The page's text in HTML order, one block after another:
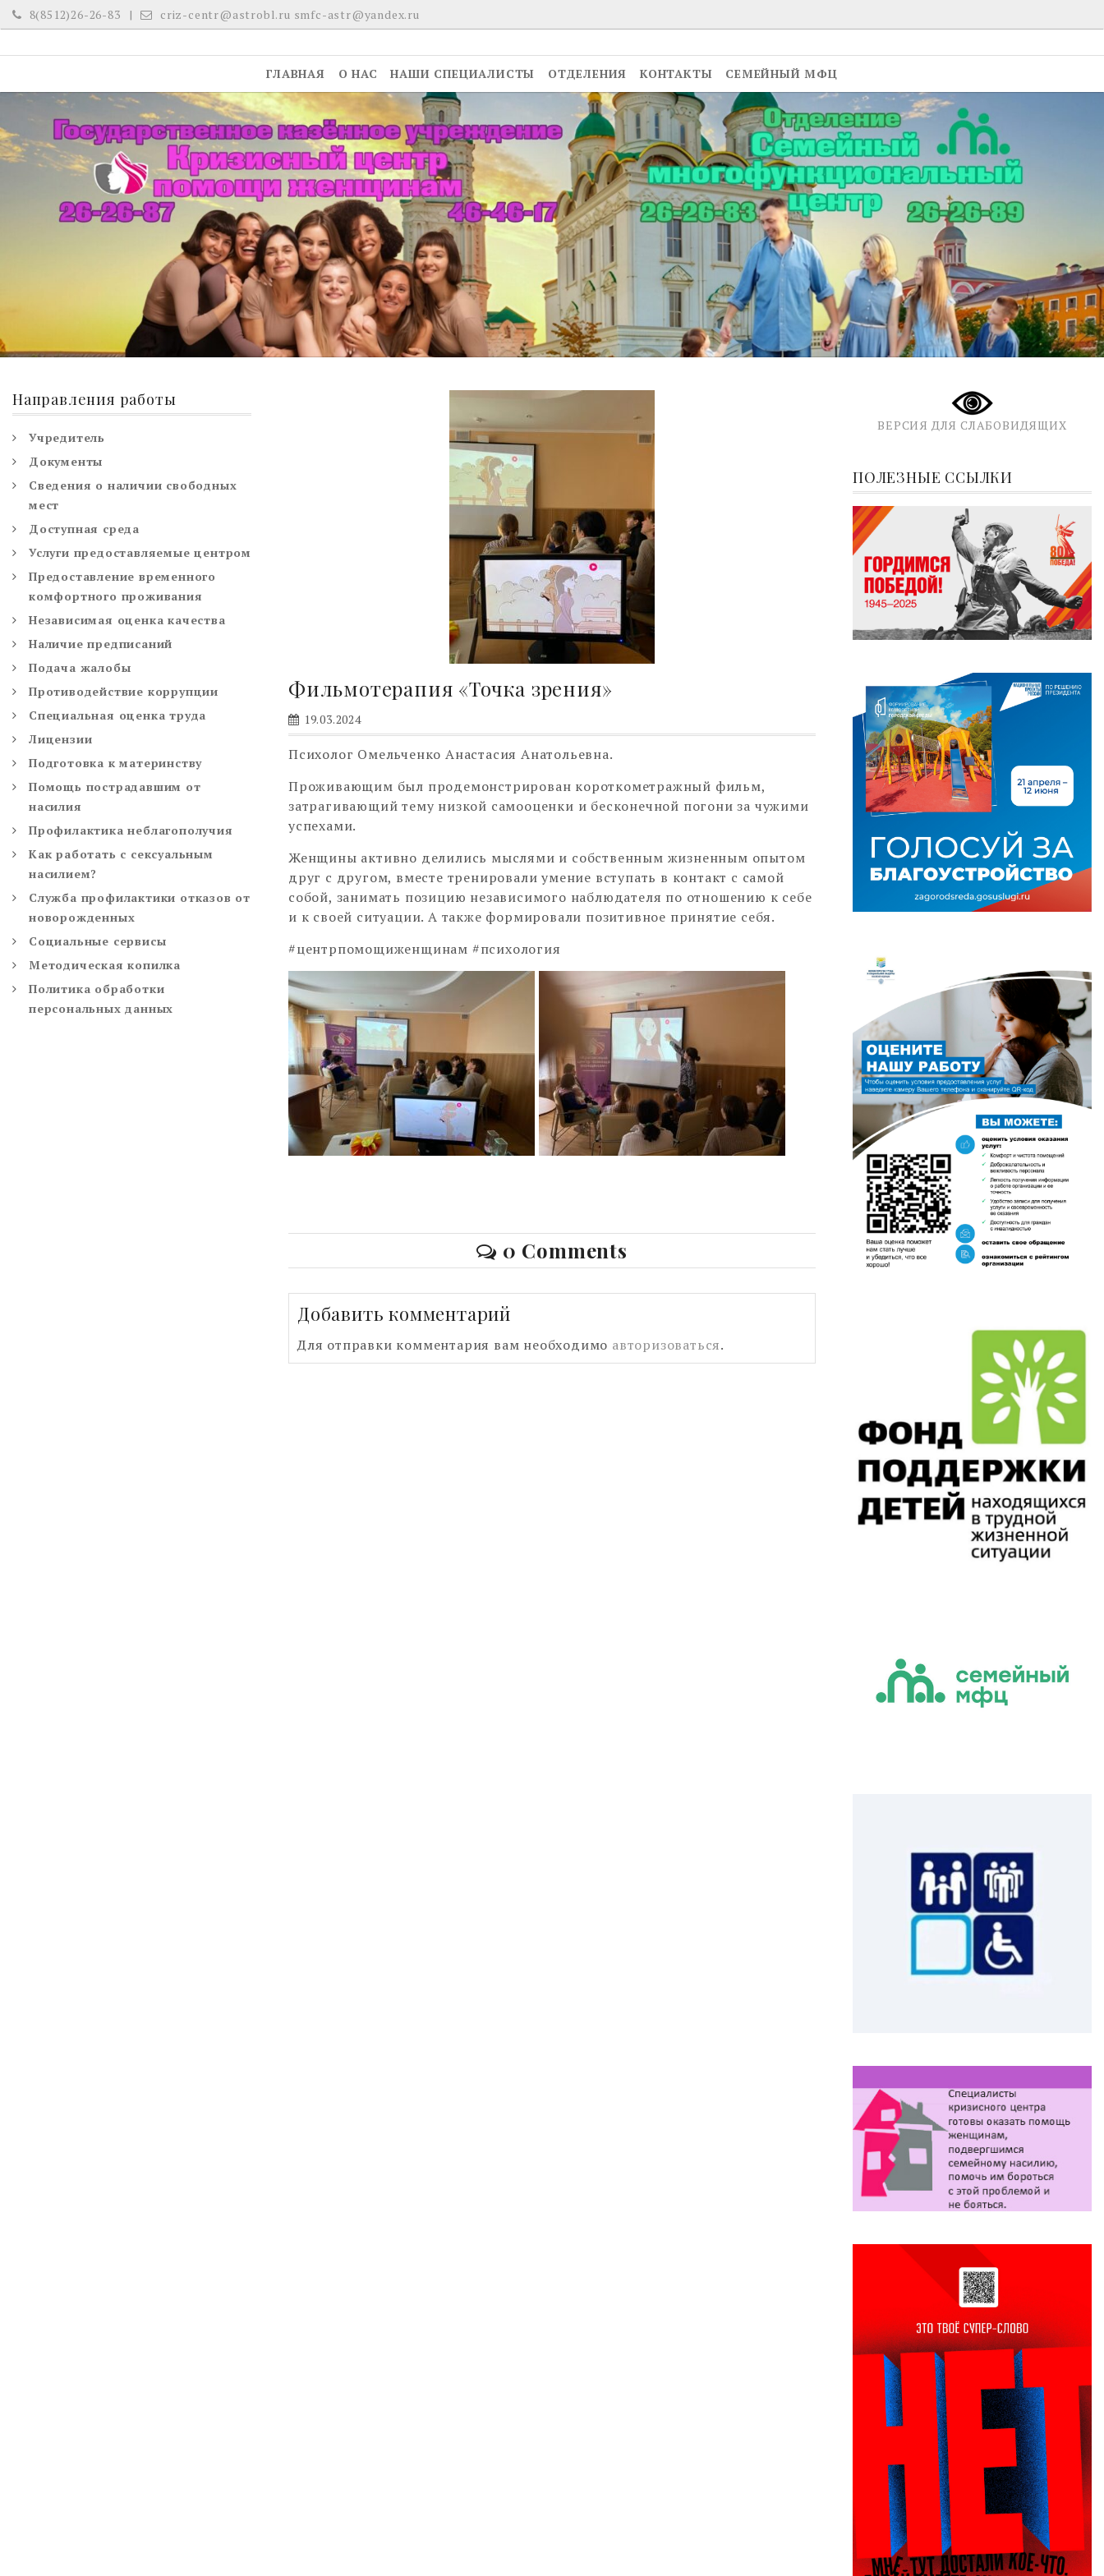
Skip
to
8(8512)26-26-83 criz-centr@astrobl.ru smfc-astr@yandex.ru
ГЛАВНАЯ О НАС НАШИ СПЕЦИАЛИСТЫ ОТДЕЛЕНИЯ КОНТАКТЫ СЕМЕЙНЫЙ МФЦ
Фильмотерапия «Точка зрения»
19.03.2024
Психолог Омельченко Анастасия Анатольевна.
Проживающим был продемонстрирован короткометражный фильм,
затрагивающий тему низкой самооценки и бесконечной погони за чужими
успехами.
Женщины активно делились мыслями и собственным жизненным опытом
друг с другом, вместе тренировали умение вступать в контакт с самой
собой, занимать позицию независимого наблюдателя по отношению к себе
и к своей ситуации. А также формировали позитивное принятие себя.
#центрпомощиженщинам #психология
0 Comments
Добавить комментарий
Для отправки комментария вам необходимо авторизоваться.
Направления работы
Учредитель
Документы
Сведения о наличии свободных
мест
Доступная среда
Услуги предоставляемые центром
Предоставление временного
комфортного проживания
Независимая оценка качества
Наличие предписаний
Подача жалобы
Противодействие коррупции
Специальная оценка труда
Лицензии
Подготовка к материнству
Помощь пострадавшим от
насилия
Профилактика неблагополучия
Как работать с сексуальным
насилием?
Служба профилактики отказов от
новорожденных
Социальные сервисы
Методическая копилка
Политика обработки
персональных данных
ВЕРСИЯ ДЛЯ СЛАБОВИДЯЩИХ
ПОЛЕЗНЫЕ ССЫЛКИ